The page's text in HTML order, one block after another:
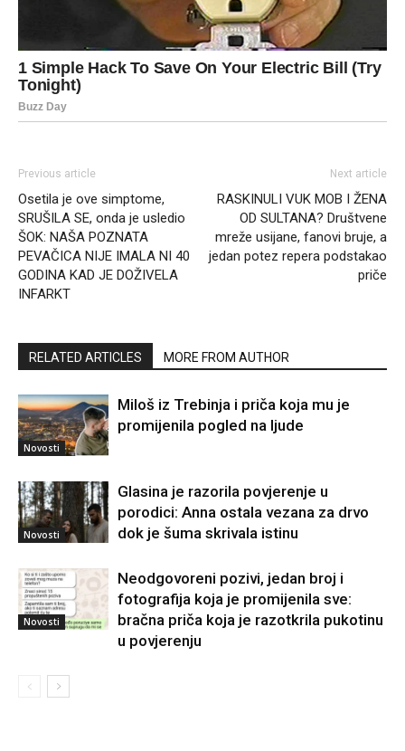
Previous article
Osetila je ove simptome,
SRUŠILA SE, onda je usledio
ŠOK: NAŠA POZNATA
PEVAČICA NIJE IMALA NI 40
GODINA KAD JE DOŽIVELA
INFARKT
Next article
RASKINULI VUK MOB I ŽENA
OD SULTANA? Društvene
mreže usijane, fanovi bruje, a
jedan potez repera podstakao
priče
RELATED ARTICLES MORE FROM AUTHOR
Novosti
Miloš iz Trebinja i priča koja mu je
promijenila pogled na ljude
Novosti
Glasina je razorila povjerenje u
porodici: Anna ostala vezana za drvo
dok je šuma skrivala istinu
Novosti
Neodgovoreni pozivi, jedan broj i
fotografija koja je promijenila sve:
bračna priča koja je razotkrila pukotinu
u povjerenju